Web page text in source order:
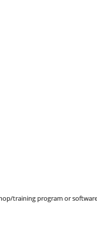
training program or